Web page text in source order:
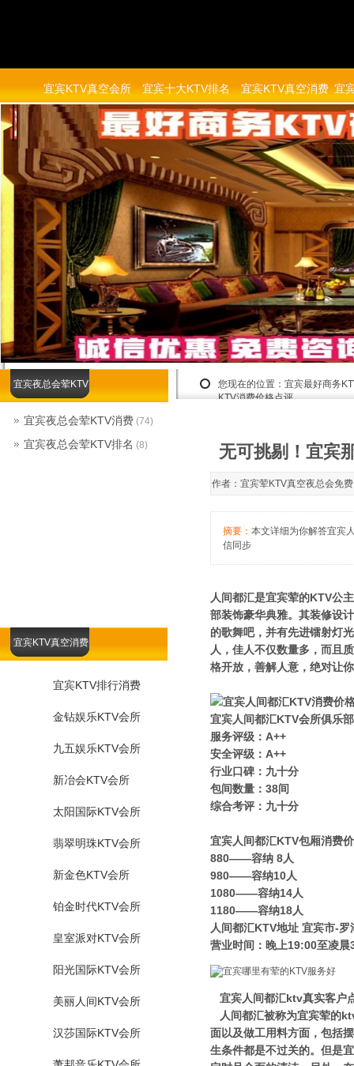
宜宾KTV真空会所 宜宾十大KTV排名 宜宾KTV真空消费 宜
您现在的位置： 宜宾最好商务
KTV消费价格点评
宜宾KTV真空消费
宜宾KTV排行消费
金钻娱乐KTV会所
九五娱乐KTV会所
新冶会KTV会所
太阳国际KTV会所
翡翠明珠KTV会所
新金色KTV会所
铂金时代KTV会所
皇室派对KTV会所
阳光国际KTV会所
美丽人间KTV会所
汉莎国际KTV会所
无可挑剔！宜宾
作者：宜宾荤KTV真空夜总会
摘要： 本文详细为你解答宜宾
信同步
人间都汇是宜宾荤的KTV公
部装饰豪华典雅。其装修设
的歌舞吧，并有先进镭射灯
人，佳人不仅数量多，而且
格开放，善解人意，绝对让
宜宾人间都汇KTV会所俱乐部
服务评级：A++
安全评级：A++
行业口碑：九十分
包间数量：38间
综合考评：九十分
宜宾人间都汇KTV包厢消费
880——容纳 8人
980——容纳10人
1080——容纳14人
1180——容纳18人
人间都汇KTV地址 宜宾市-
营业时间：晚上19:00至凌晨
宜宾人间都汇ktv真实客户
人间都汇被称为宜宾荤的
面以及做工用料方面，包括
生条件都是不过关的。但是
宜宾夜总会荤KTV
宜宾夜总会荤KTV消费 (74)
宜宾夜总会荤KTV排名 (8)